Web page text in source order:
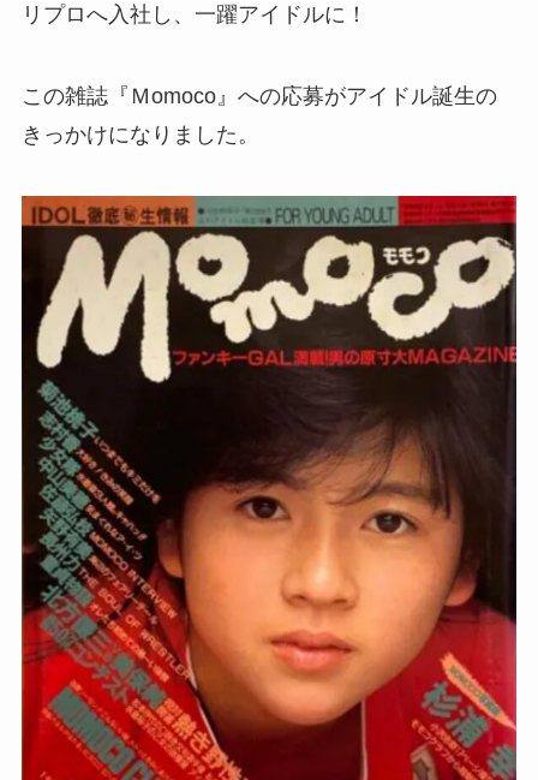
リプロへ入社し、一躍アイドルに！
この雑誌『Ｍomoco』への応募がアイドル誕生の
きっかけになりました。